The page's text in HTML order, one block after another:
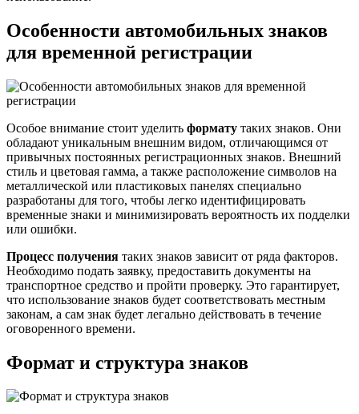
Особенности автомобильных знаков
для временной регистрации
Особое внимание стоит уделить формату таких знаков. Они
обладают уникальным внешним видом, отличающимся от
привычных постоянных регистрационных знаков. Внешний
стиль и цветовая гамма, а также расположение символов на
металлической или пластиковых панелях специально
разработаны для того, чтобы легко идентифицировать
временные знаки и минимизировать вероятность их подделки
или ошибки.
Процесс получения таких знаков зависит от ряда факторов.
Необходимо подать заявку, предоставить документы на
транспортное средство и пройти проверку. Это гарантирует,
что использование знаков будет соответствовать местным
законам, а сам знак будет легально действовать в течение
оговоренного времени.
Формат и структура знаков